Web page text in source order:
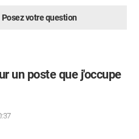
Posez votre question
un poste que j'occupe